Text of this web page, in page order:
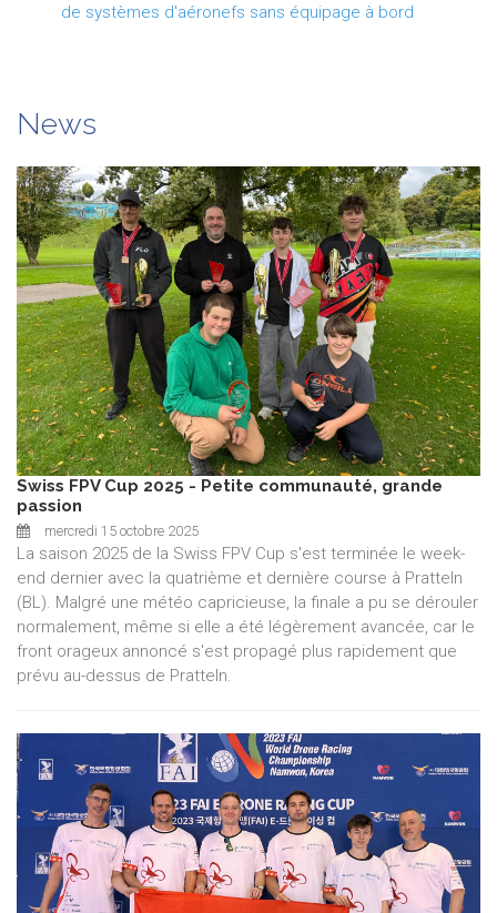
de systèmes d'aéronefs sans équipage à bord
News
Swiss FPV Cup 2025 - Petite communauté, grande
passion
mercredi 15 octobre 2025
La saison 2025 de la Swiss FPV Cup s'est terminée le week-
end dernier avec la quatrième et dernière course à Pratteln
(BL). Malgré une météo capricieuse, la finale a pu se dérouler
normalement, même si elle a été légèrement avancée, car le
front orageux annoncé s'est propagé plus rapidement que
prévu au-dessus de Pratteln.